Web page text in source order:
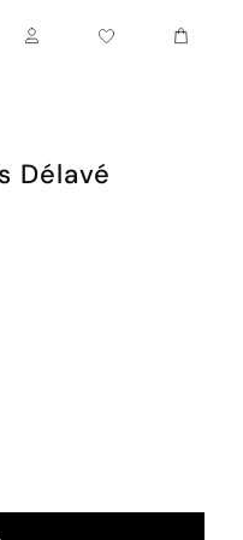
Compte Chariot
Délavé